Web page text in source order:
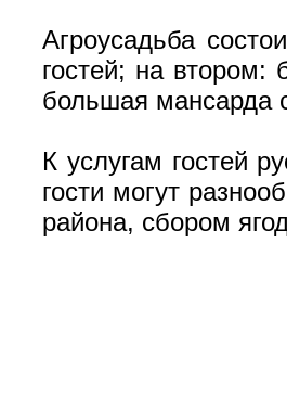
Агроусадьба
гостей; на втором:
большая мансарда
К услугам гостей
гости могут
района, сбором